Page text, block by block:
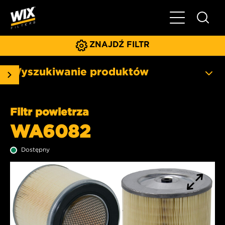
Pokaż/ukryj
ZNAJDŹ FILTR
Wyszukiwanie produktów
Filtr powietrza
WA6082
Dostępny